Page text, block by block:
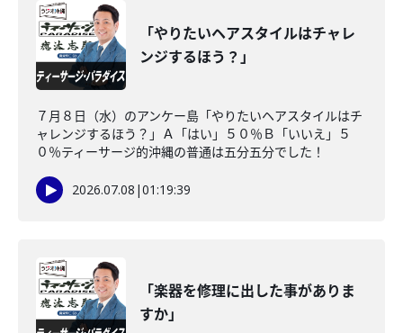
「やりたいヘアスタイルはチャレ
ンジするほう？」
７月８日（水）のアンケー島「やりたいヘアスタイルはチ
ャレンジするほう？」Ａ「はい」５０％Ｂ「いいえ」５
０％ティーサージ的沖縄の普通は五分五分でした！
2026.07.08 |01:19:39
「楽器を修理に出した事がありま
すか」